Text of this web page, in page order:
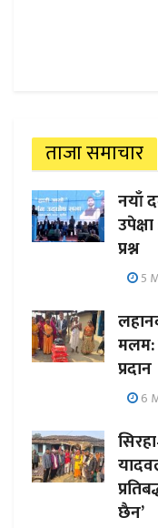
ताजा समाचार
नयाँ
प्रश्न
5
मलम:
प्रदान
6
छैन’